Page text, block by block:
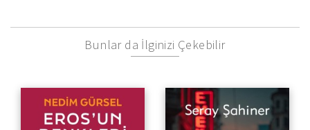
Bunlar da İlginizi Çekebilir
Resim, Cinsellik ve Ötesi